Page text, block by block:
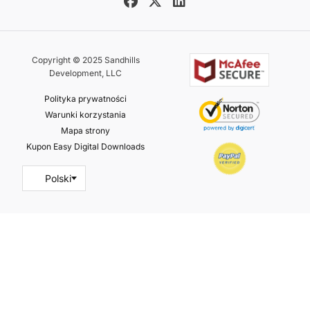
Copyright © 2025 Sandhills
Development, LLC
Polityka prywatności
Warunki korzystania
Mapa strony
Kupon Easy Digital Downloads